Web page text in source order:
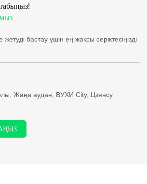
бастау үшін ең жақсы серіктесіңізді
Жаңа аудан, ВУХИ City, Цзянсу